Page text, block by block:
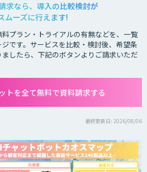
求なら、導入の比較検討が
ムーズに行えます!
プラン・トライアルの有無などを、一覧
です。サービスを比較・検討後、希望条
したら、下記のボタンよりご請求いただ
トを全て無料で資料請求する
最終更新日: 2026/08/06